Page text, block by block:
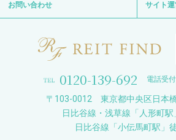
お問い合わせ サイト
0120-139-692 電話受付
〒103-0012 東京都中央区日本
日比谷線・浅草線「人形町
日比谷線「小伝馬町駅」